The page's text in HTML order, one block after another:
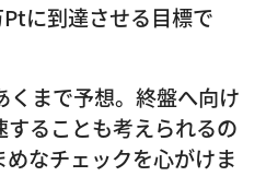
に到達させる目標で
まで予想。終盤へ向け
ることも考えられるの
なチェックを心がけま